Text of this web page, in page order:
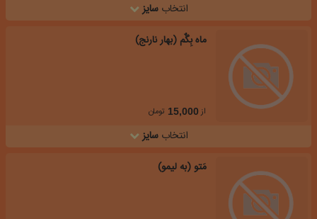
انتخابسایز
ماه بِگٌم (بهار نارنج)
از15,000 تومان
انتخابسایز
مَتو (به لیمو)